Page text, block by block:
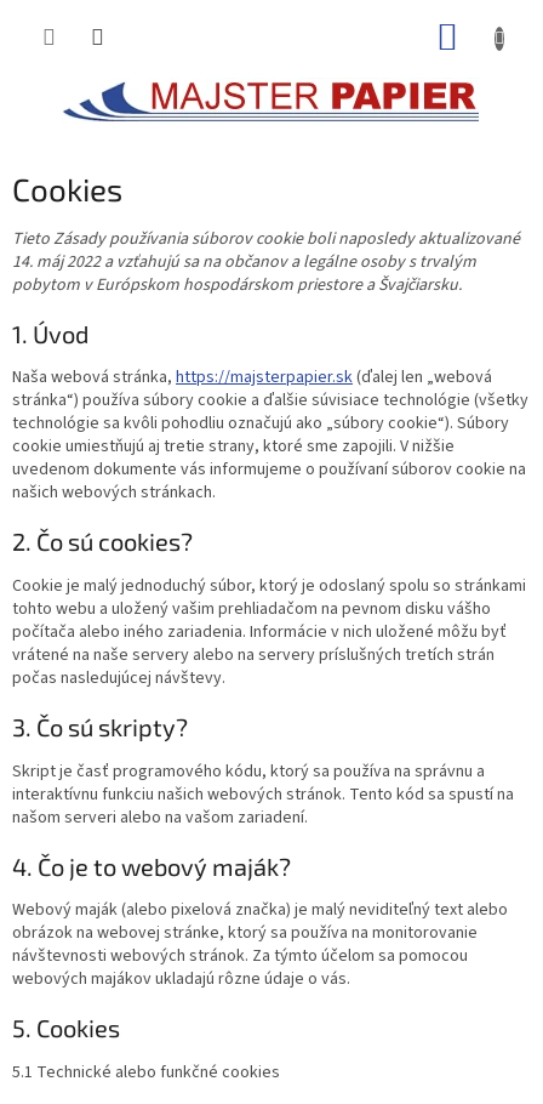
Cookies
Tieto Zásady používania súborov cookie boli naposledy aktualizované
14. máj 2022 a vzťahujú sa na občanov a legálne osoby s trvalým
pobytom v Európskom hospodárskom priestore a Švajčiarsku.
1. Úvod
Naša webová stránka, https://majsterpapier.sk(ďalej len „webová
stránka“) používa súbory cookie a ďalšie súvisiace technológie (všetky
technológie sa kvôli pohodliu označujú ako „súbory cookie“). Súbory
cookie umiestňujú aj tretie strany, ktoré sme zapojili. V nižšie
uvedenom dokumente vás informujeme o používaní súborov cookie na
našich webových stránkach.
2. Čo sú cookies?
Cookie je malý jednoduchý súbor, ktorý je odoslaný spolu so stránkami
tohto webu a uložený vašim prehliadačom na pevnom disku vášho
počítača alebo iného zariadenia. Informácie v nich uložené môžu byť
vrátené na naše servery alebo na servery príslušných tretích strán
počas nasledujúcej návštevy.
3. Čo sú skripty?
Skript je časť programového kódu, ktorý sa používa na správnu a
interaktívnu funkciu našich webových stránok. Tento kód sa spustí na
našom serveri alebo na vašom zariadení.
4. Čo je to webový maják?
Webový maják (alebo pixelová značka) je malý neviditeľný text alebo
obrázok na webovej stránke, ktorý sa používa na monitorovanie
návštevnosti webových stránok. Za týmto účelom sa pomocou
webových majákov ukladajú rôzne údaje o vás.
5. Cookies
5.1 Technické alebo funkčné cookies